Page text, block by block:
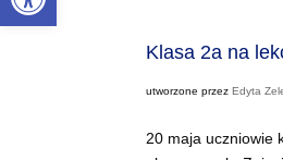
Klasa 2a na
utworzone przezEdyta
20 maja uczniowie